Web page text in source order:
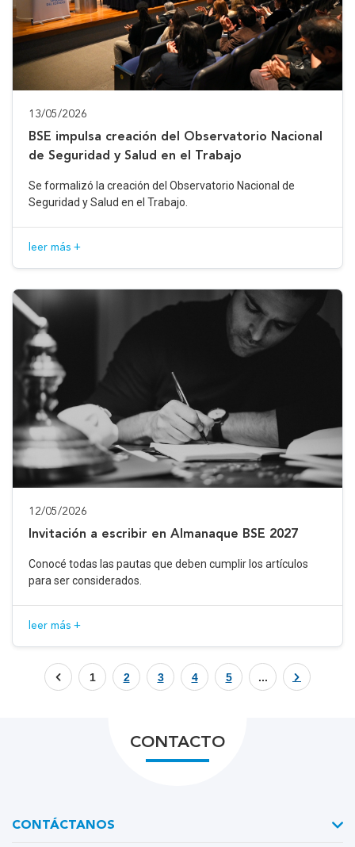
13/05/2026
BSE impulsa creación del Observatorio Nacional
de Seguridad y Salud en el Trabajo
Se formalizó la creación del Observatorio Nacional de
Seguridad y Salud en el Trabajo.
leer más +
12/05/2026
Invitación a escribir en Almanaque BSE 2027
Conocé todas las pautas que deben cumplir los artículos
para ser considerados.
leer más +
1 2 3 4 5 ...
CONTACTO
CONTÁCTANOS